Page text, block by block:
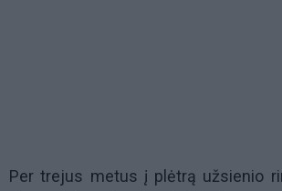
Per trejus metus į plėtrą užsienio